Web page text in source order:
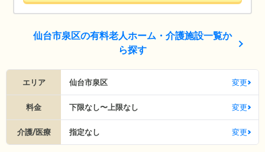
仙台市泉区の有料老人ホーム・介護施設一覧か
ら探す
エリア 仙台市泉区 変更
料金 下限なし〜上限なし 変更
介護/医療 指定なし 変更